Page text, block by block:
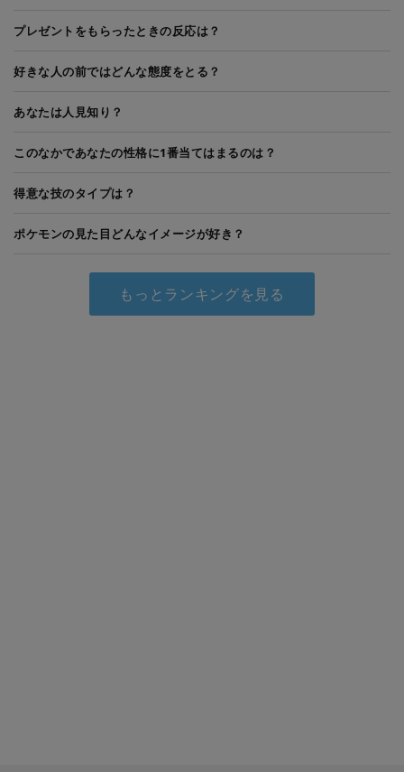
プレゼントをもらったときの反応は？
好きな人の前ではどんな態度をとる？
あなたは人見知り？
このなかであなたの性格に1番当てはまるのは？
得意な技のタイプは？
ポケモンの見た目どんなイメージが好き？
もっとランキングを見る